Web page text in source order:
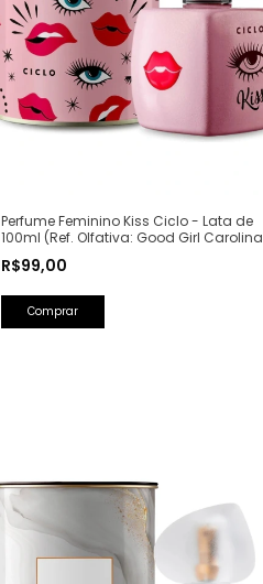
Perfume Feminino Kiss Ciclo - Lata de
100ml (Ref. Olfativa: Good Girl Carolina
R$99,00